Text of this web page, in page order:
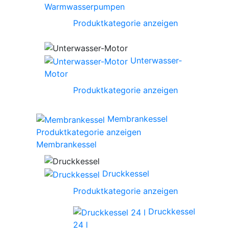
Warmwasserpumpen
Produktkategorie anzeigen
Unterwasser-
Motor
Produktkategorie anzeigen
Membrankessel
Produktkategorie anzeigen
Membrankessel
Druckkessel
Produktkategorie anzeigen
Druckkessel
24 l